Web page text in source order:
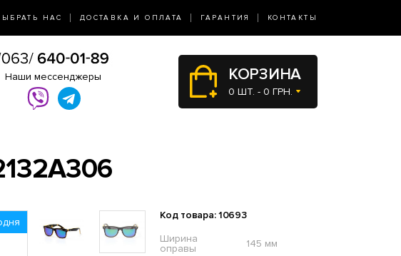
НАС ДОСТАВКА И ОПЛАТА ГАРАНТИЯ КОНТАКТЫ
Наши мессенджеры КОРЗИНА
0 ШТ. - 0 ГРН.
Код товара: 10693
Ширина
оправы
145 мм